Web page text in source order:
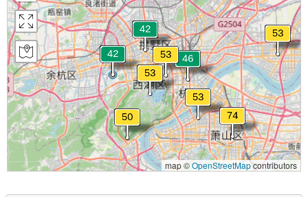
map ©OpenStreetMapcontributors